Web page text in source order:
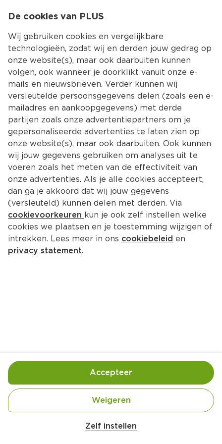
Kies jouw
Ingrediënten Bereiding
De cookies van PLUS
Wij gebruiken cookies en vergelijkbare
technologieën, zodat wij en derden jouw gedrag op
onze website(s), maar ook daarbuiten kunnen
volgen, ook wanneer je doorklikt vanuit onze e-
mails en nieuwsbrieven. Verder kunnen wij
versleutelde persoonsgegevens delen (zoals een e-
mailadres en aankoopgegevens) met derde
partijen zoals onze advertentiepartners om je
gepersonaliseerde advertenties te laten zien op
onze website(s), maar ook daarbuiten. Ook kunnen
wij jouw gegevens gebruiken om analyses uit te
voeren zoals het meten van de effectiviteit van
onze advertenties. Als je alle cookies accepteert,
dan ga je akkoord dat wij jouw gegevens
(versleuteld) kunnen delen met derden. Via
cookievoorkeuren kun je ook zelf instellen welke
cookies we plaatsen en je toestemming wijzigen of
intrekken. Lees meer in ons cookiebeleid en
privacy statement.
Zelf instellen
Weigeren
Accepteer